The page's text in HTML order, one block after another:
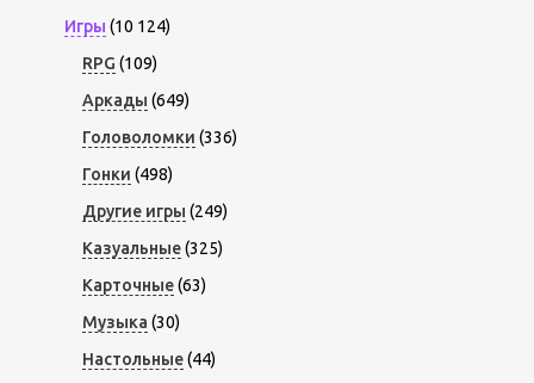
Игры (10 124)
RPG (109)
Аркады (649)
Головоломки (336)
Гонки (498)
Другие игры (249)
Казуальные(325)
Карточные(63)
Музыка (30)
Настольные(44)